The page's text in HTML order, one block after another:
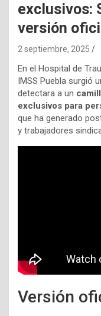
exclusivos:
versión
2 septiembre, 2025
En el Hospital de
IMSS Puebla surgió
detectara a un
exclusivos para
que ha generado
y trabajadores
Versión